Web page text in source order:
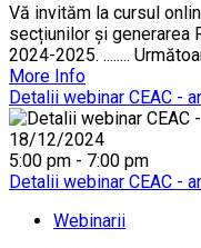
Vă invităm la cursul
secțiunilor și generarea
2024-2025. ........
More Info
Detalii webinar CEAC -
18/12/2024
5:00 pm - 7:00 pm
Detalii webinar CEAC -
Webinarii